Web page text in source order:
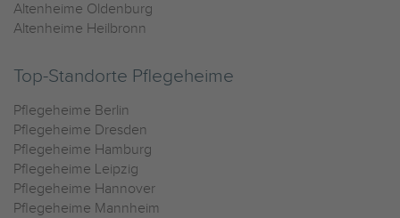
Altenheime Oldenburg
Altenheime Heilbronn
Top-Standorte Pflegeheime
Pflegeheime Berlin
Pflegeheime Dresden
Pflegeheime Hamburg
Pflegeheime Leipzig
Pflegeheime Hannover
Pflegeheime Mannheim